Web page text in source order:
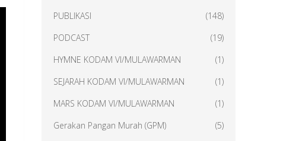
PUBLIKASI
(148)
PODCAST
(19)
HYMNE KODAM VI/MULAWARMAN
(1)
SEJARAH KODAM VI/MULAWARMAN
(1)
MARS KODAM VI/MULAWARMAN
(1)
Gerakan Pangan Murah (GPM)
(5)